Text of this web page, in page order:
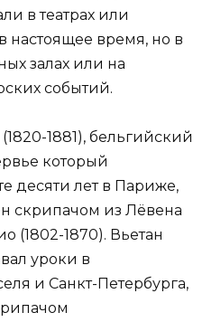
в театрах или
настоящее время, но в
залах или на
событий.
1881), бельгийский
который
десяти лет в Париже,
скрипачом из Лёвена
(1802-1870). Вьетан
уроки в
и Санкт-Петербурга,